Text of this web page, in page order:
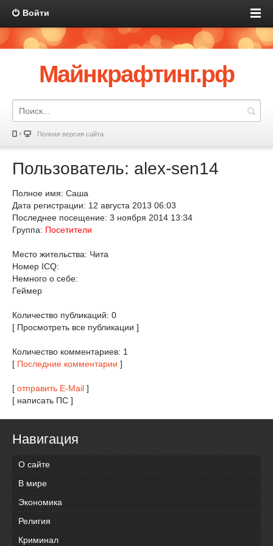
Войти
Майнкрафтинг.рф
Полная версия сайта
Пользователь: alex-sen14
Полное имя: Cаша
Дата регистрации: 12 августа 2013 06:03
Последнее посещение: 3 ноября 2014 13:34
Группа: Посетители
Место жительства: Чита
Номер ICQ:
Немного о себе:
Геймер
Количество публикаций: 0
[ Просмотреть все публикации ]
Количество комментариев: 1
[ Последние комментарии ]
[ отправить E-Mail ]
[ написать ПС ]
Навигация
О сайте
В мире
Экономика
Религия
Криминал